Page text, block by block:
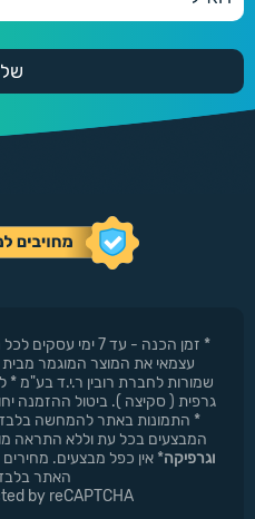
* זמן הכנה - עד 7
עצמאי את המוצר המוגמר מבית
שמורות לחברת רובין ר.י.ד בע"מ
* התמונות באתר להמחשה
המבצעים בכל עת וללא התראה
וגרפיקה* אין כפל מבצעים.
האתר
by reCAPTCHA